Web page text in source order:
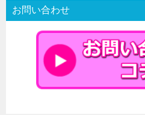
お問い合わせ